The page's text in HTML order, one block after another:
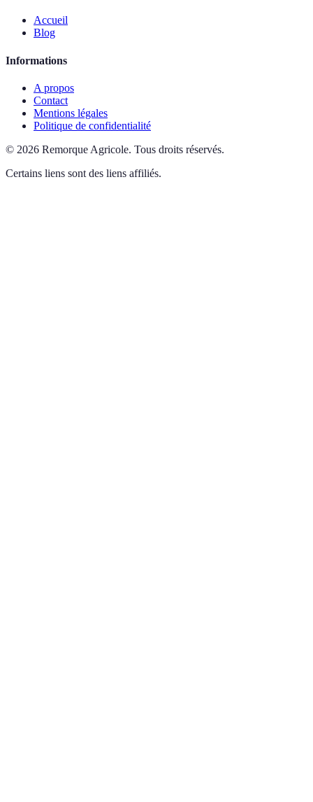
Accueil
Blog
Informations
A propos
Contact
Mentions légales
Politique de confidentialité
© 2026 Remorque Agricole. Tous droits réservés.
Certains liens sont des liens affiliés.